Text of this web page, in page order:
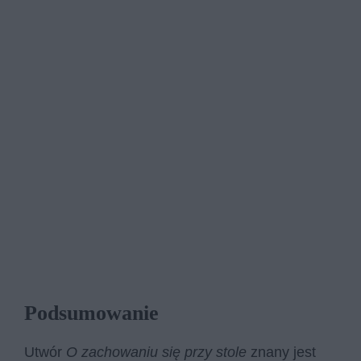
Podsumowanie
Utwór O zachowaniu się przy stole znany jest